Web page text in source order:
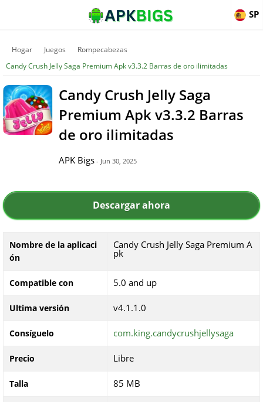
SP
Hogar Juegos
Rompecabezas
Candy Crush Jelly Saga Premium Apk v3.3.2 Barras de oro ilimitadas
Candy Crush Jelly Saga
Premium Apk v3.3.2 Barras
de oro ilimitadas
APK Bigs - Jun 30, 2025
Descargar ahora
Nombre de la aplicaci
ón
Candy Crush Jelly Saga Premium A
pk
Compatible con 5.0 and up
Ultima versión v4.1.1.0
Consíguelo com.king.candycrushjellysaga
Precio Libre
Talla 85 MB